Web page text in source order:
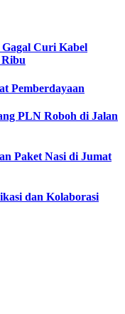
Curi Kabel
Ribu
Pemberdayaan
PLN Roboh di Jalan
Paket Nasi di Jumat
dan Kolaborasi